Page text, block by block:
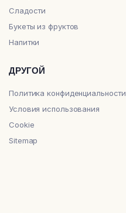
Сладости
Букеты из фруктов
Напитки
ДРУГОЙ
Политика конфиденциальности
Условия использования
Cookie
Sitemap